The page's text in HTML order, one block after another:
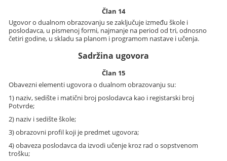
Član 14
Ugovor o dualnom obrazovanju se zaključuje između škole i
poslodavca, u pismenoj formi, najmanje na period od tri, odnosno
četiri godine, u skladu sa planom i programom nastave i učenja.
Sadržina ugovora
Član 15
Obavezni elementi ugovora o dualnom obrazovanju su:
1) naziv, sedište i matični broj poslodavca kao i registarski broj
Potvrde;
2) naziv i sedište škole;
3) obrazovni profil koji je predmet ugovora;
4) obaveza poslodavca da izvodi učenje kroz rad o sopstvenom
trošku;